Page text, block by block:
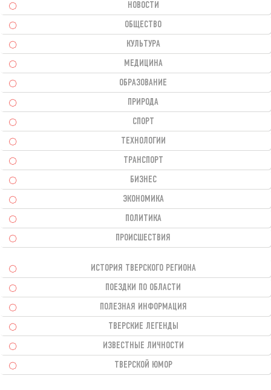
НОВОСТИ
ОБЩЕСТВО
КУЛЬТУРА
МЕДИЦИНА
ОБРАЗОВАНИЕ
ПРИРОДА
СПОРТ
ТЕХНОЛОГИИ
ТРАНСПОРТ
БИЗНЕС
ЭКОНОМИКА
ПОЛИТИКА
ПРОИСШЕСТВИЯ
ИСТОРИЯ ТВЕРСКОГО РЕГИОНА
ПОЕЗДКИ ПО ОБЛАСТИ
ПОЛЕЗНАЯ ИНФОРМАЦИЯ
ТВЕРСКИЕ ЛЕГЕНДЫ
ИЗВЕСТНЫЕ ЛИЧНОСТИ
ТВЕРСКОЙ ЮМОР